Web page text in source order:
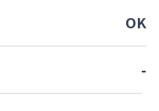
OK
-